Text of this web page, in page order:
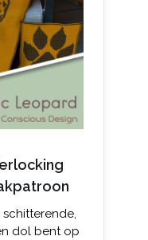
dol bent op